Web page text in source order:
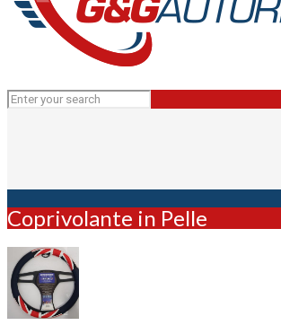
Coprivolante in Pelle